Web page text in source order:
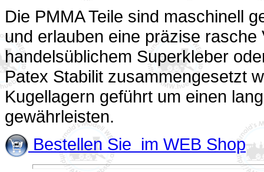
Die PMMA Teile sind maschinell
und erlauben eine präzise
handelsüblichem Superkleber
Patex Stabilit zusammengesetzt
Kugellagern geführt um einen
gewährleisten.
Bestellen Sie im WEB Shop